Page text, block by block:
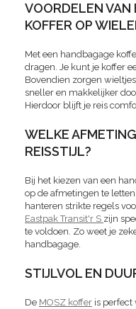
VOORDELEN VAN
KOFFER OP
Met een handbagage
dragen. Je kunt je koffer
Bovendien zorgen
sneller en makkelijker
Hierdoor blijft je reis
WELKE
REISSTIJL?
Bij het kiezen van een
op de afmetingen te
hanteren strikte regels
Eastpak Transit'r S zijn
te voldoen. Zo weet je
handbagage.
STIJLVOL EN
De MOSZ koffer is perfect